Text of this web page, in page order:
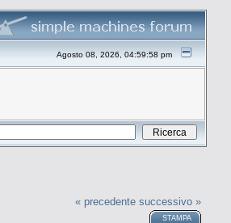
Agosto 08, 2026, 04:59:58 pm
« precedente successivo »
STAMPA